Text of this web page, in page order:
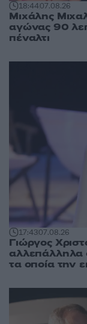
18:4407.08.26
Μιχάλης
αγώνας 90
πέναλτι
17:4307.08.26
Γιώργος
αλλεπάλληλα
τα οποία την